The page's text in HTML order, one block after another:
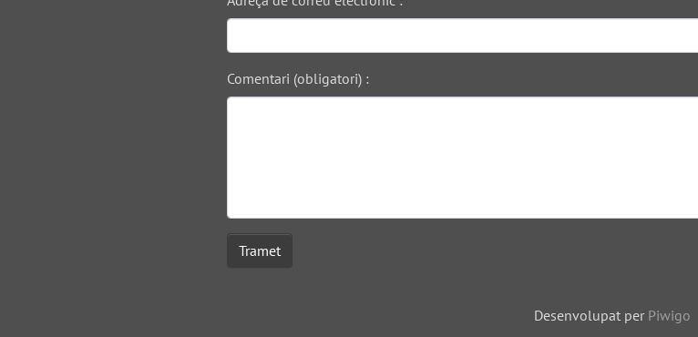
Comentari (obligatori) :
Tramet
Desenvolupat per Piwigo